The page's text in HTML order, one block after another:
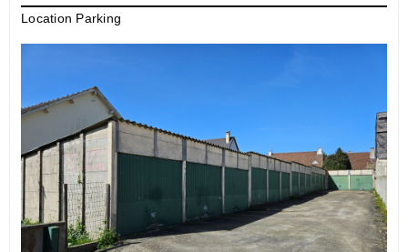
Location Parking